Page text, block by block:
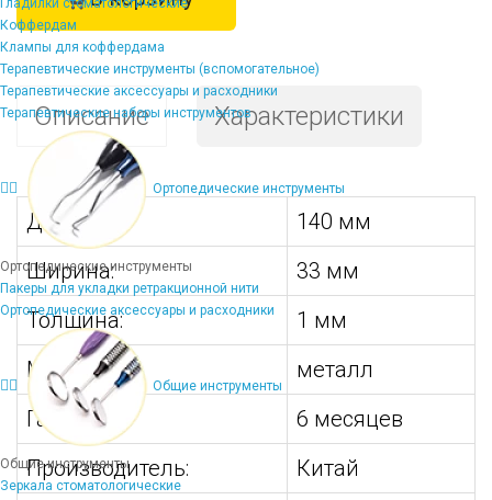
Гладилки стоматологические
Коффердам
Клампы для коффердама
Терапевтические инструменты (вспомогательное)
Терапевтические аксессуары и расходники
Терапевтические наборы инструментов
Ортопедические инструменты
Ортопедические инструменты
Пакеры для укладки ретракционной нити
Ортопедические аксессуары и расходники
Общие инструменты
Общие инструменты
Зеркала стоматологические
Описание Характеристики
Длина:
140 мм
Ширина:
33 мм
Толщина:
1 мм
Материал:
металл
Гарантия:
6 месяцев
Производитель:
Китай